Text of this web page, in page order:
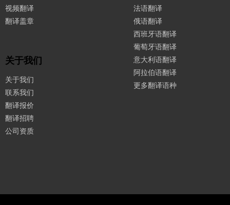
视频翻译
翻译盖章
关于我们
关于我们
联系我们
翻译报价
翻译招聘
公司资质
法语翻译
俄语翻译
西班牙语翻译
葡萄牙语翻译
意大利语翻译
阿拉伯语翻译
更多翻译语种